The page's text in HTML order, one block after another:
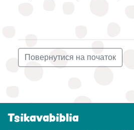
Повернутися на початок
Tsikavabiblia